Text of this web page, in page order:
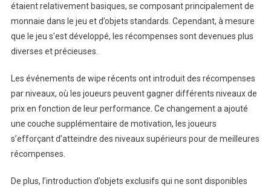
étaient relativement basiques, se composant principalement de
monnaie dans le jeu et d’objets standards. Cependant, à mesure
que le jeu s’est développé, les récompenses sont devenues plus
diverses et précieuses.
Les événements de wipe récents ont introduit des récompenses
par niveaux, où les joueurs peuvent gagner différents niveaux de
prix en fonction de leur performance. Ce changement a ajouté
une couche supplémentaire de motivation, les joueurs
s’efforçant d’atteindre des niveaux supérieurs pour de meilleures
récompenses.
De plus, l’introduction d’objets exclusifs qui ne sont disponibles